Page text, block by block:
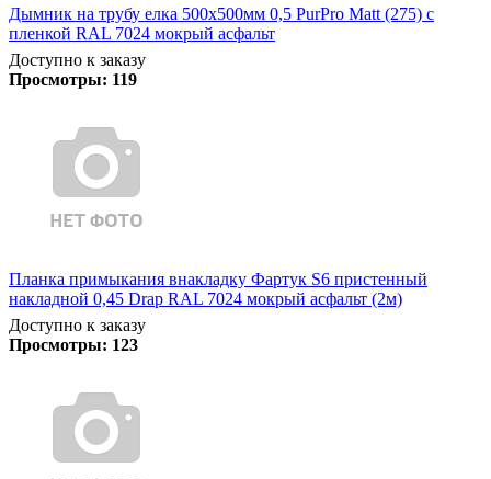
Дымник на трубу елка 500х500мм 0,5 PurPro Matt (275) с
пленкой RAL 7024 мокрый асфальт
Доступно к заказу
Просмотры: 119
Планка примыкания внакладку Фартук S6 пристенный
накладной 0,45 Drap RAL 7024 мокрый асфальт (2м)
Доступно к заказу
Просмотры: 123